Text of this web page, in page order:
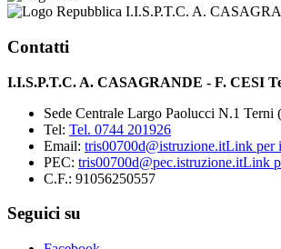
I.I.S.P.T.C. A.
Contatti
I.I.S.P.T.C. A. CASAGRANDE - F. CESI
Sede Centrale Largo Paolucci N.1
Tel: Tel. 0744 201926
Email: tris00700d@istruzione.itLink per
PEC: tris00700d@pec.istruzione.itLink
C.F.: 91056250557
Seguici su